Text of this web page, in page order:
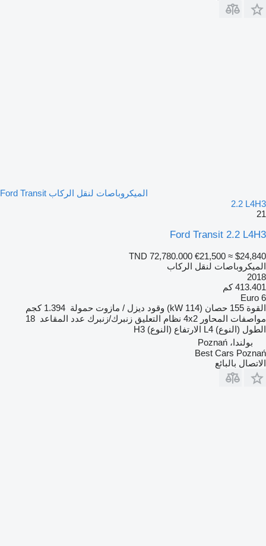
الميكروباصات لنقل الركاب Ford Transit
2.2 L4H3
21
Ford Transit 2.2 L4H3
TND 72,780.000 €21,500 ≈ $24,840
الميكروباصات لنقل الركاب
2018
413.401 كم
Euro 6
القوة 155 حصان (114 kW) وقود ديزل / مازوت حمولة 1.394 كجم
مواصفات المحاور 4x2 نظام التعليق زنبرك/زنبرك عدد المقاعد 18
الطول (النوع) L4 الارتفاع (النوع) H3
بولندا، Poznań
Best Cars Poznań
الاتصال بالبائع